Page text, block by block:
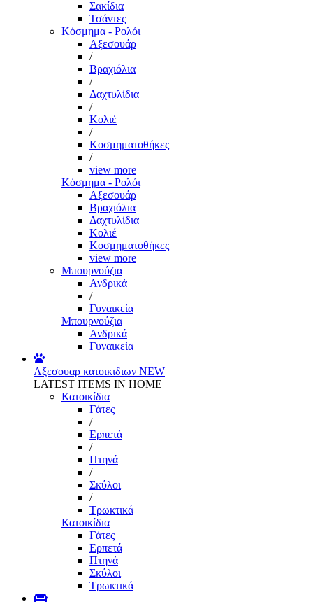
Σακίδια
Τσάντες
Κόσμημα - Ρολόι
Αξεσουάρ
/
Βραχιόλια
/
Δαχτυλίδια
/
Κολιέ
/
Κοσμηματοθήκες
/
view more
Κόσμημα - Ρολόι
Αξεσουάρ
Βραχιόλια
Δαχτυλίδια
Κολιέ
Κοσμηματοθήκες
view more
Μπουρνούζια
Ανδρικά
/
Γυναικεία
Μπουρνούζια
Ανδρικά
Γυναικεία
Αξεσουαρ κατοικιδιων NEW
LATEST ITEMS IN HOME
Κατοικίδια
Γάτες
/
Ερπετά
/
Πτηνά
/
Σκύλοι
/
Τρωκτικά
Κατοικίδια
Γάτες
Ερπετά
Πτηνά
Σκύλοι
Τρωκτικά